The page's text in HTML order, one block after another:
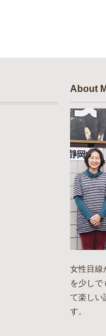
About
女性目線
を少しで
て楽しい
す。